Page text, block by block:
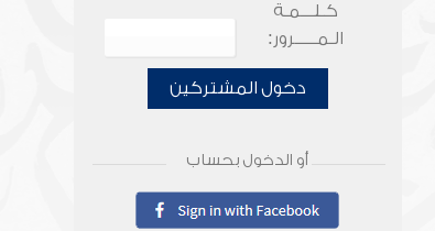
كـلـــمـة
الـمـــــرور:
دخول المشتركين
أو الدخول بحساب